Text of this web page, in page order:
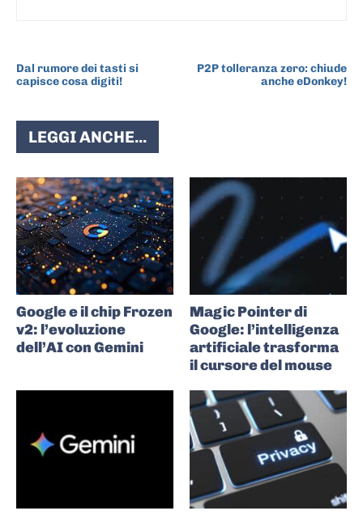
Dal rumore dei tasti si
capisce cosa digiti!
P2P tolleranza zero: chiude
anche eDonkey!
LEGGI ANCHE...
Google e il chip Frozen
v2: l’evoluzione
dell’AI con Gemini
Magic Pointer di
Google: l’intelligenza
artificiale trasforma
il cursore del mouse